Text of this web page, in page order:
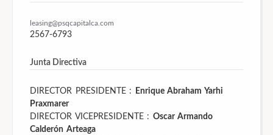
leasing@psqcapitalca.com
2567-6793
Junta Directiva
DIRECTOR PRESIDENTE :
Enrique Abraham Yarhi
Praxmarer
DIRECTOR VICEPRESIDENTE : Oscar Armando
Calderón Arteaga